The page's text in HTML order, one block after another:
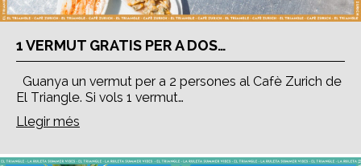
1 VERMUT GRATIS PER A DOS…
Guanya un vermut per a 2 persones al Cafè Zurich de
El Triangle. Si vols 1 vermut…
Llegir més